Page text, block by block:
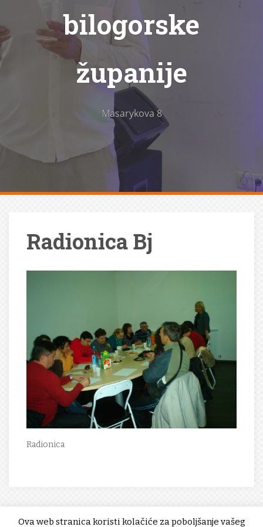
bilogorske
županije
Masarykova 8
Radionica Bj
Radionica
Ova web stranica koristi kolačiće za poboljšanje vašeg